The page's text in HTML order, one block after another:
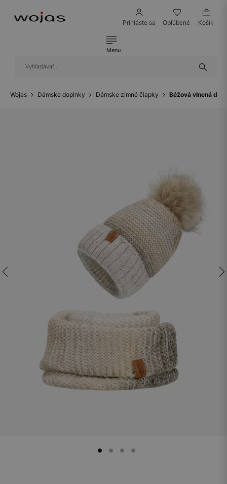
Prihláste sa Obľúbené Košík
Menu
Wojas Dámske doplnky Dámske zimné čiapky Béžová vlnená